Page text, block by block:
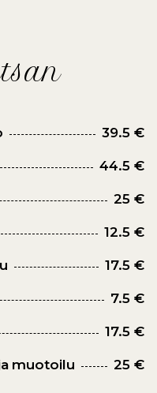
39.5 €
44.5 €
25 €
12.5 €
17.5 €
7.5 €
17.5 €
muotoilu 25 €